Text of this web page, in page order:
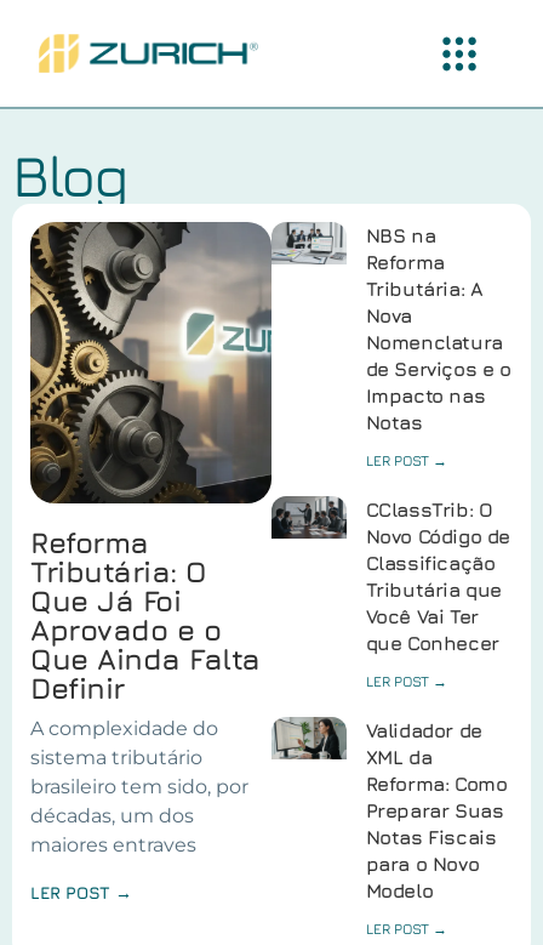
Blog
Reforma
Tributária: O
Que Já Foi
Aprovado e o
Que Ainda Falta
Definir
A complexidade do
sistema tributário
brasileiro tem sido, por
décadas, um dos
maiores entraves
LER POST →
NBS na
Reforma
Tributária: A
Nova
Nomenclatura
de Serviços e o
Impacto nas
Notas
LER POST →
CClassTrib: O
Novo Código de
Classificação
Tributária que
Você Vai Ter
que Conhecer
LER POST →
Validador de
XML da
Reforma: Como
Preparar Suas
Notas Fiscais
para o Novo
Modelo
LER POST →